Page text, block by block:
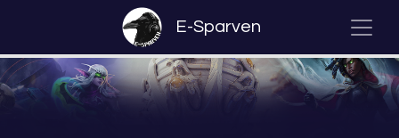
E-Sparven